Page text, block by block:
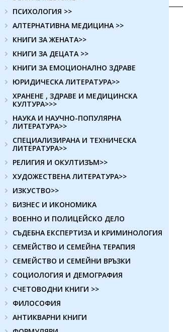
ПСИХОЛОГИЯ >>
АЛТЕРНАТИВНА МЕДИЦИНА >>
КНИГИ ЗА ЖЕНАТА>>
КНИГИ ЗА ДЕЦАТА >>
КНИГИ ЗА ЕМОЦИОНАЛНО ЗДРАВЕ
ЮРИДИЧЕСКА ЛИТЕРАТУРА>>
ХРАНЕНЕ , ЗДРАВЕ И МЕДИЦИНСКА
КУЛТУРА>>>
НАУКА И НАУЧНО-ПОПУЛЯРНА
ЛИТЕРАТУРА>>
СПЕЦИАЛИЗИРАНА И ТЕХНИЧЕСКА
ЛИТЕРАТУРА>>
РЕЛИГИЯ И ОКУЛТИЗЪМ>>
ХУДОЖЕСТВЕНА ЛИТЕРАТУРА>>
ИЗКУСТВО>>
БИЗНЕС И ИКОНОМИКА
ВОЕННО И ПОЛИЦЕЙСКО ДЕЛО
СЪДЕБНА ЕКСПЕРТИЗА И КРИМИНОЛОГИЯ
СЕМЕЙСТВО И СЕМЕЙНА ТЕРАПИЯ
СЕМЕЙСТВО И СЕМЕЙНИ ВРЪЗКИ
СОЦИОЛОГИЯ И ДЕМОГРАФИЯ
СЧЕТОВОДНИ КНИГИ >>
ФИЛОСОФИЯ
АНТИКВАРНИ КНИГИ